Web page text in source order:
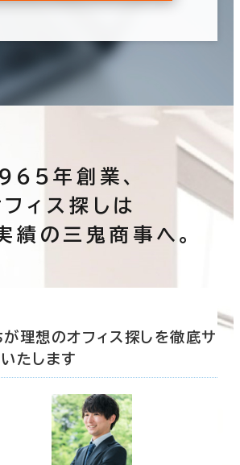
年創業、
フィス探しは
績の三鬼商事へ。
が理想のオフィス探しを徹底サ
たします